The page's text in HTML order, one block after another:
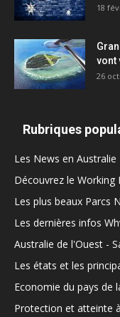
18
vont
26
Rubriques
Les News en Australie
Découvrez le Working
Les plus beaux Parcs
Les dernières infos
Australie de l'Ouest -
Les états et les
Economie du pays de
Protection et atteinte